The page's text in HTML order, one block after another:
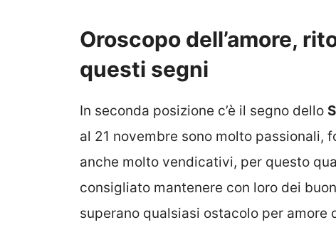
Oroscopo dell’amore,
questi segni
In seconda posizione c’è il segno dello
al 21 novembre sono molto passionali,
anche molto vendicativi, per questo
consigliato mantenere con loro dei
superano qualsiasi ostacolo per